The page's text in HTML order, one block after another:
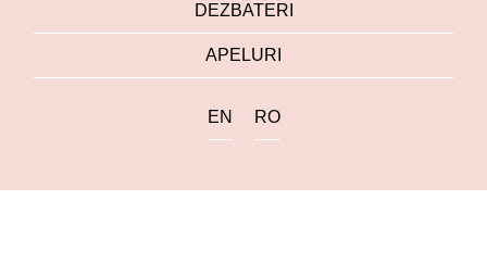
DEZBATERI
APELURI
EN RO